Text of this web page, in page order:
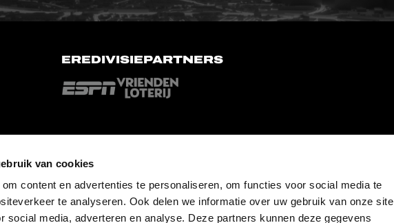
van cookies
content en advertenties te personaliseren, om functies voor social media te
te analyseren. Ook delen we informatie over uw gebruik van onze site
social media, adverteren en analyse. Deze partners kunnen deze gegevens
EREDIVISIEPARTNERS